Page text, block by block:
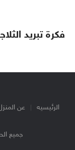
فكرة تبريد
الرئيسيه عن
جميع